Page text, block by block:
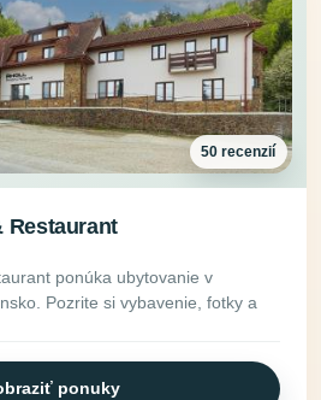
50 recenzií
Restaurant
ponúka ubytovanie v
Pozrite si vybavenie, fotky a
ponuky